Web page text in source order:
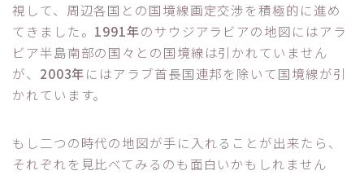
視して、周辺各国との国境線画定交渉を積極的に進め
てきました。 1991年のサウジアラビアの地図にはアラ
ビア半島南部の国々との国境線は引かれていません
が、 2003年にはアラブ首長国連邦を除いて国境線が引
かれています。
もし二つの時代の地図が手に入れることが出来たら、
それぞれを見比べてみるのも面白いかもしれません